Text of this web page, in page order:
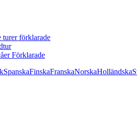
turer förklarade
Förklarade
SpanskaFinskaFranskaNorskaHolländska